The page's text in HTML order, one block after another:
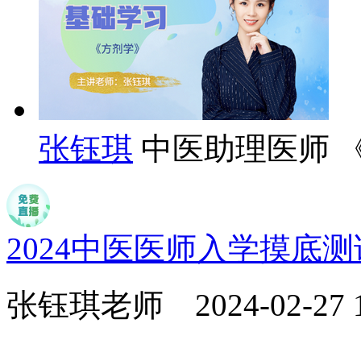
张钰琪 中医助理医师
2024中医医师入学摸底
张钰琪老师 2024-02-27